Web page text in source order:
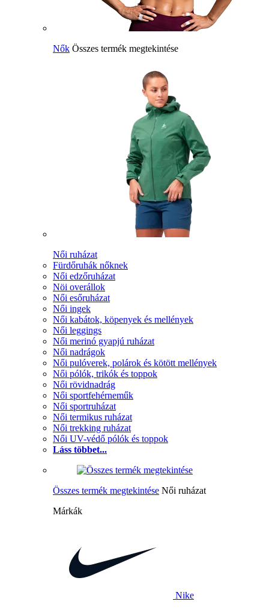
Nők Összes termék megtekintése
Női ruházat
Fürdőruhák nőknek
Női edzőruházat
Nöi overállok
Női esőruházat
Női ingek
Női kabátok, köpenyek és mellények
Női leggings
Női merinó gyapjú ruházat
Női nadrágok
Női pulóverek, polárok és kötött mellények
Női pólók, trikók és toppok
Női rövidnadrág
Női sportfehérneműk
Női sportruházat
Női termikus ruházat
Női trekking ruházat
Női UV-védő pólók és toppok
Láss többet...
Összes termék megtekintése Női ruházat
Márkák
Nike